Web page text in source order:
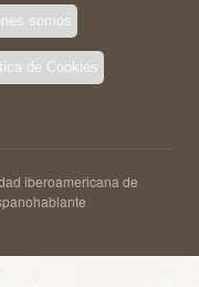
somos
de Cookies
iberoamericana de